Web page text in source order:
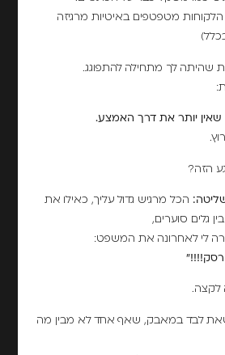
מטפטפים באיטיות מרגיזה
שהיתה לך מתחילה להתפוגג.
יותר את דרך האמצע.
הזה?
הכל מרגיש גדול עליך, כאילו את
גלים סוערים,
לי לאחרונה את המשפט:
לקצה.
לבד במאבק, שאף אחד לא מבין מה